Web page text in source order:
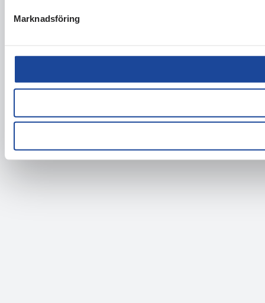
Marknadsföring